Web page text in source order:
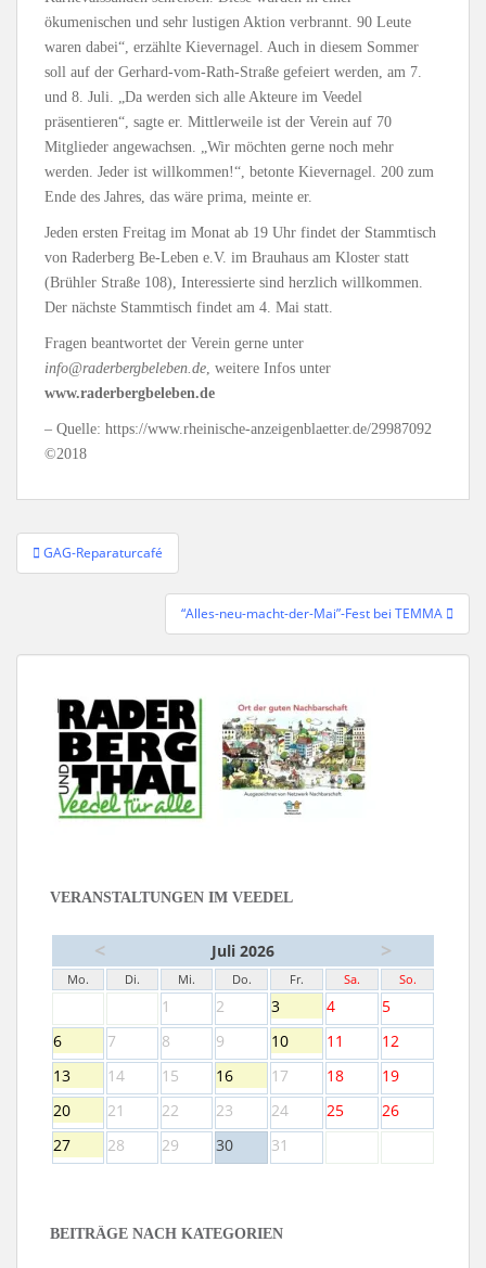
ökumenischen und sehr lustigen Aktion verbrannt. 90 Leute
waren dabei“, erzählte Kievernagel. Auch in diesem Sommer
soll auf der Gerhard-vom-Rath-Straße gefeiert werden, am 7.
und 8. Juli. „Da werden sich alle Akteure im Veedel
präsentieren“, sagte er. Mittlerweile ist der Verein auf 70
Mitglieder angewachsen. „Wir möchten gerne noch mehr
werden. Jeder ist willkommen!“, betonte Kievernagel. 200 zum
Ende des Jahres, das wäre prima, meinte er.
Jeden ersten Freitag im Monat ab 19 Uhr findet der Stammtisch
von Raderberg Be-Leben e.V. im Brauhaus am Kloster statt
(Brühler Straße 108), Interessierte sind herzlich willkommen.
Der nächste Stammtisch findet am 4. Mai statt.
Fragen beantwortet der Verein gerne unter
info@raderbergbeleben.de , weitere Infos unter
www.raderbergbeleben.de
– Quelle: https://www.rheinische-anzeigenblaetter.de/29987092
©2018
Beitragsnavigation
GAG-Reparaturcafé
“Alles-neu-macht-der-Mai”-Fest bei TEMMA
VERANSTALTUNGEN IM VEEDEL
< Juli 2026 >
Mo. Di. Mi. Do. Fr. Sa. So.
1 2 3 4
5
6
7 8 9 10 11
12
13
14 15 16 17 18
19
20
21 22 23 24 25
26
27
28 29 30 31
BEITRÄGE NACH KATEGORIEN